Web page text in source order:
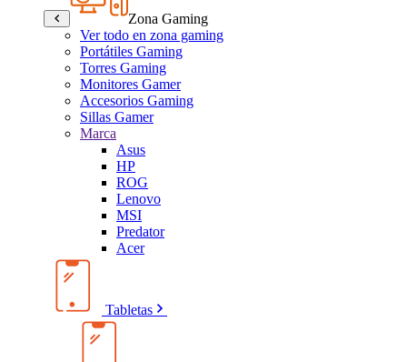
Zona Gaming
Ver todo en zona gaming
Portátiles Gaming
Torres Gaming
Monitores Gamer
Accesorios Gaming
Sillas Gamer
Marca
Asus
HP
ROG
Lenovo
MSI
Predator
Acer
Tabletas